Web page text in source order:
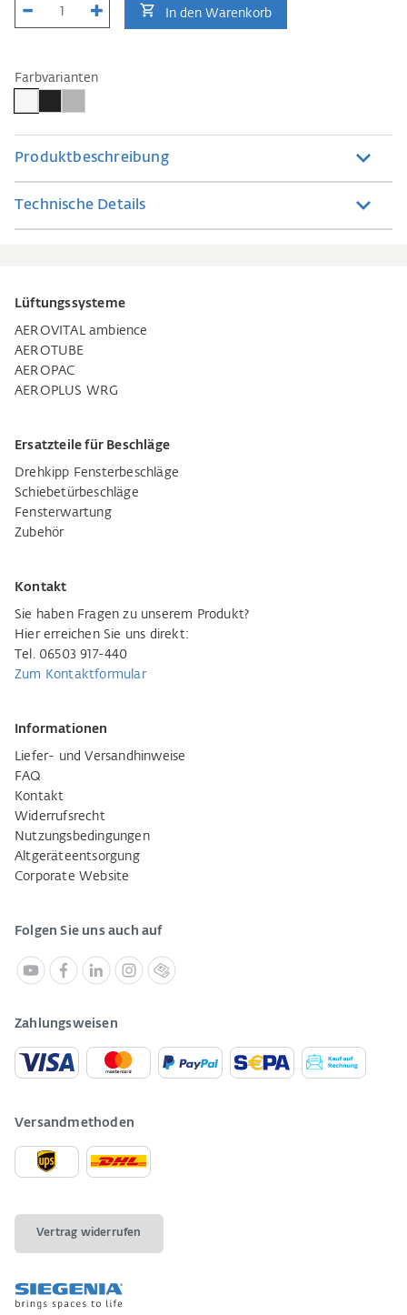
In den Warenkorb
Farbvarianten
Produktbeschreibung
Technische Details
Lüftungssysteme
AEROVITAL ambience
AEROTUBE
AEROPAC
AEROPLUS WRG
Ersatzteile für Beschläge
Drehkipp Fensterbeschläge
Schiebetürbeschläge
Fensterwartung
Zubehör
Kontakt
Sie haben Fragen zu unserem Produkt?
Hier erreichen Sie uns direkt:
Tel. 06503 917-440
Zum Kontaktformular
Informationen
Liefer- und Versandhinweise
FAQ
Kontakt
Widerrufsrecht
Nutzungsbedingungen
Altgeräteentsorgung
Corporate Website
Folgen Sie uns auch auf
Zahlungsweisen
Versandmethoden
Vertrag widerrufen